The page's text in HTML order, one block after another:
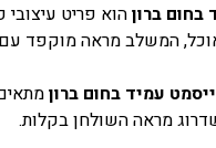
בחום ברוןהוא פריט עיצובי
המשלב מראה מוקפד
עמיד בחום ברון
מראה השולחן בקלות.